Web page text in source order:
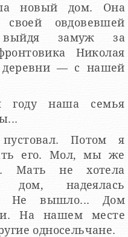
новый дом. Она
овдовевшей
замуж за
Николая
деревни — с нашей
году наша семья
Потом я
его. Мол, мы же
Мать не хотела
дом, надеялась
Не вышло... Дом
На нашем месте
односельчане.